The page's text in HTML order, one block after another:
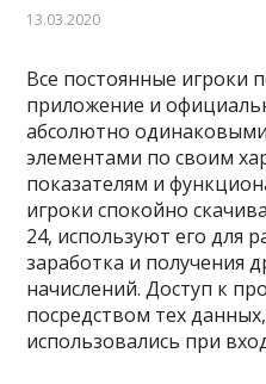
13.03.2020
Все постоянные игроки
приложение и
абсолютно
элементами по своим
показателям и
игроки спокойно
24, используют его для
заработка и получения
начислений. Доступ к
посредством тех
использовались при